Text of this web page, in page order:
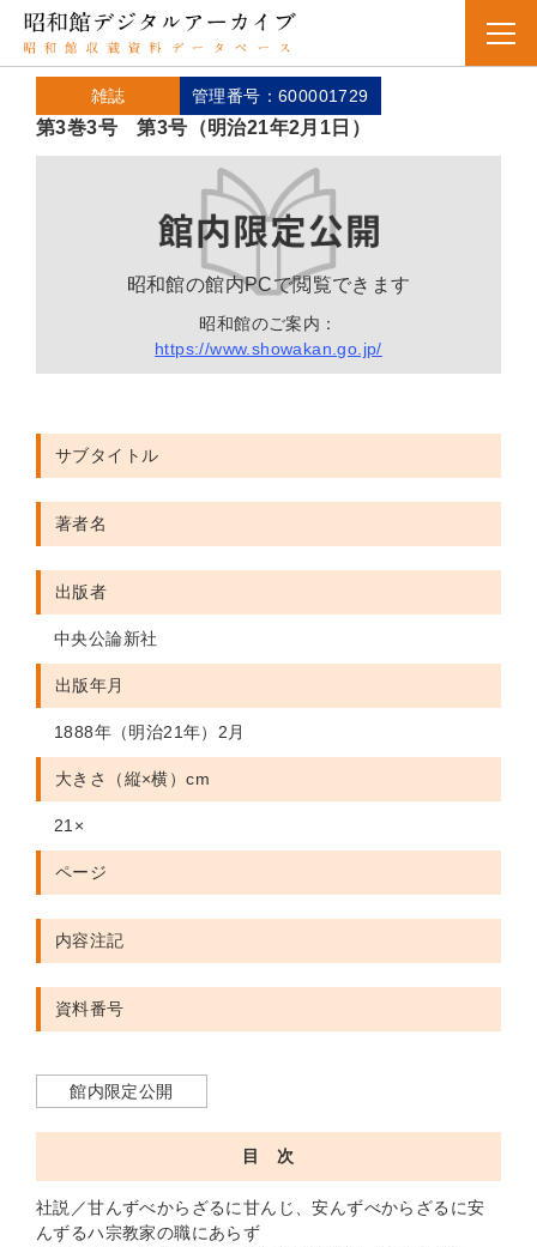
雑誌 管理番号：600001729
第3巻3号 第3号（明治21年2月1日）
昭和館の館内PCで閲覧できます
昭和館のご案内：
https://www.showakan.go.jp/
サブタイトル
著者名
出版者
中央公論新社
出版年月
1888年（明治21年）2月
大きさ（縦×横）cm
21×
ページ
内容注記
資料番号
館内限定公開
目 次
社説／甘んずべからざるに甘んじ、安んずべからざるに安
んずるハ宗教家の職にあらず